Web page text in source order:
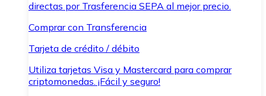
directas por Trasferencia SEPA al mejor precio.
Comprar con Transferencia
Tarjeta de crédito / débito
Utiliza tarjetas Visa y Mastercard para comprar
criptomonedas. ¡Fácil y seguro!